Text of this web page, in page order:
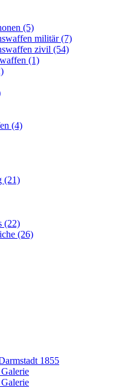
(5)
militär(7)
zivil (54)
(1)
(4)
(21)
(22)
(26)